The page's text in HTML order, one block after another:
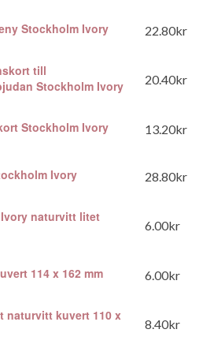
Stockholm Ivory 22.80kr
till
Stockholm Ivory
20.40kr
Stockholm Ivory 13.20kr
Ivory 28.80kr
naturvitt litet
6.00kr
114 x 162 mm 6.00kr
naturvitt kuvert 110 x
8.40kr